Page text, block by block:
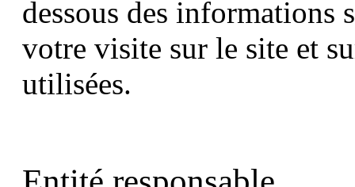
dessous des informations
votre visite sur le site et
utilisées.